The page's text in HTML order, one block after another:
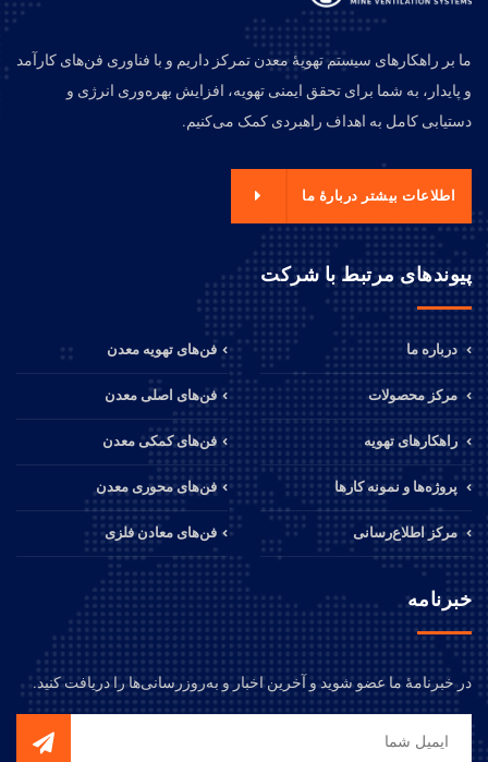
ما بر راهکارهای سیستم تهویهٔ معدن تمرکز داریم و با فناوری فن‌های کارآمد
و پایدار، به شما برای تحقق ایمنی تهویه، افزایش بهره‌وری انرژی و
دستیابی کامل به اهداف راهبردی کمک می‌کنیم.
اطلاعات بیشتر دربارهٔ ما
پیوندهای مرتبط با شرکت
درباره ما
مرکز محصولات
راهکارهای تهویه
پروژه‌ها و نمونه کارها
مرکز اطلاع‌رسانی
فن‌های تهویه معدن
فن‌های اصلی معدن
فن‌های کمکی معدن
فن‌های محوری معدن
فن‌های معادن فلزی
خبرنامه
در خبرنامهٔ ما عضو شوید و آخرین اخبار و به‌روزرسانی‌ها را دریافت کنید.